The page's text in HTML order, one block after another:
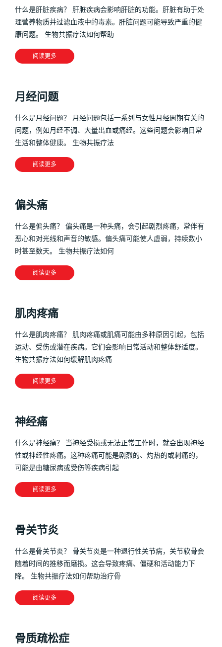
什么是肝脏疾病？ 肝脏疾病会影响肝脏的功能。肝脏有助于处
理营养物质并过滤血液中的毒素。肝脏问题可能导致严重的健
康问题。 生物共振疗法如何帮助
阅读更多
月经问题
什么是月经问题？ 月经问题包括一系列与女性月经周期有关的
问题，例如月经不调、大量出血或痛经。这些问题会影响日常
生活和整体健康。 生物共振疗法
阅读更多
偏头痛
什么是偏头痛？ 偏头痛是一种头痛，会引起剧烈疼痛，常伴有
恶心和对光线和声音的敏感。偏头痛可能使人虚弱，持续数小
时甚至数天。 生物共振疗法如何
阅读更多
肌肉疼痛
什么是肌肉疼痛？ 肌肉疼痛或肌痛可能由多种原因引起，包括
运动、受伤或潜在疾病。它们会影响日常活动和整体舒适度。
生物共振疗法如何缓解肌肉疼痛
阅读更多
神经痛
什么是神经痛？ 当神经受损或无法正常工作时，就会出现神经
性或神经性疼痛。这种疼痛可能是剧烈的、灼热的或刺痛的，
可能是由糖尿病或受伤等疾病引起
阅读更多
骨关节炎
什么是骨关节炎？ 骨关节炎是一种退行性关节病，关节软骨会
随着时间的推移而磨损。这会导致疼痛、僵硬和活动能力下
降。 生物共振疗法如何帮助治疗骨
阅读更多
骨质疏松症